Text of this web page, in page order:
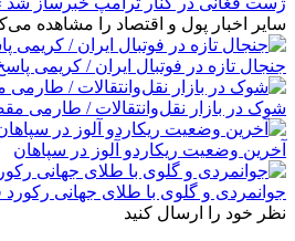
سایر اخبار پول و اقتصاد را مشاهده
جنجال تازه در فوتبال ایران / کریمی پاسخ
شوک در بازار نقل‌وانتقالات / طارمی
آخرین وضعیت ریکاردو آلوز در سپاهان
جوانمردی و گلوی با طلای جهانی رکورد
نظر خود را ارسال کنید